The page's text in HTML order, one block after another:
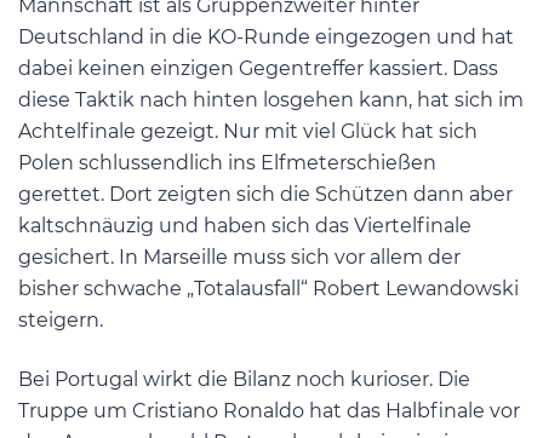
Mannschaft ist als Gruppenzweiter hinter
Deutschland in die KO-Runde eingezogen und hat
dabei keinen einzigen Gegentreffer kassiert. Dass
diese Taktik nach hinten losgehen kann, hat sich im
Achtelfinale gezeigt. Nur mit viel Glück hat sich
Polen schlussendlich ins Elfmeterschießen
gerettet. Dort zeigten sich die Schützen dann aber
kaltschnäuzig und haben sich das Viertelfinale
gesichert. In Marseille muss sich vor allem der
bisher schwache „Totalausfall“ Robert Lewandowski
steigern.
Bei Portugal wirkt die Bilanz noch kurioser. Die
Truppe um Cristiano Ronaldo hat das Halbfinale vor